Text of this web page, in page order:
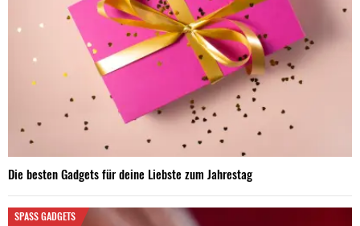
Die besten Gadgets für deine Liebste zum Jahrestag
SPASS GADGETS